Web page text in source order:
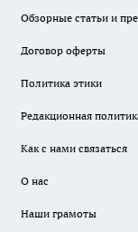
Обзорные статьи и
Договор оферты
Политика этики
Редакционная
Как с нами связаться
О нас
Наши грамоты